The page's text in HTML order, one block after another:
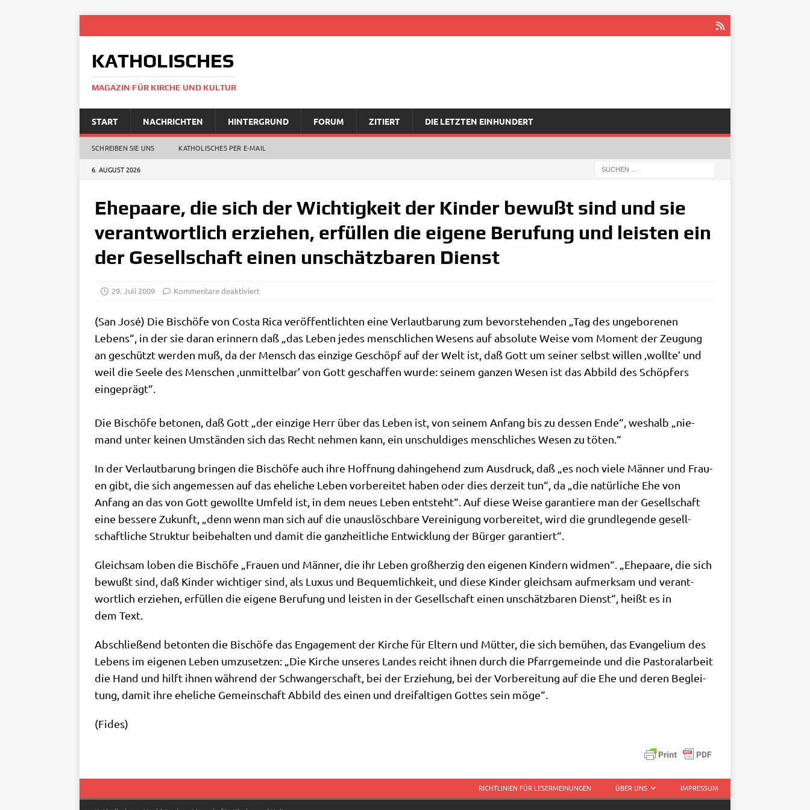
KATHOLISCHES
MAGAZIN FÜR KIRCHE UND KULTUR
START NACHRICHTEN HINTERGRUND FORUM ZITIERT DIE LETZTEN EINHUNDERT
SCHREIBEN SIE UNS KATHOLISCHES PER E‑MAIL
6. AUGUST 2026
Ehepaare, die sich der Wichtigkeit der Kinder bewußt sind und sie
verantwortlich erziehen, erfüllen die eigene Berufung und leisten ein
der Gesellschaft einen unschätzbaren Dienst
29. Juli 2009 Kommentare deaktiviert
(San José) Die Bischö­fe von Costa Rica ver­öf­fent­lich­ten eine Ver­laut­ba­rung zum bevor­ste­hen­den „Tag des unge­bo­re­nen
Lebens“, in der sie dar­an erin­nern daß „das Leben jedes mensch­li­chen Wesens auf abso­lu­te Wei­se vom Moment der Zeu­gung
an geschützt wer­den muß, da der Mensch das ein­zi­ge Geschöpf auf der Welt ist, daß Gott um sei­ner selbst wil­len ‚woll­te’ und
weil die See­le des Men­schen ‚unmit­tel­bar’ von Gott geschaf­fen wur­de: sei­nem gan­zen Wesen ist das Abbild des Schöp­fers
eingeprägt“.
Die Bischö­fe beto­nen, daß Gott „der ein­zi­ge Herr über das Leben ist, von sei­nem Anfang bis zu des­sen Ende“, wes­halb „nie­
mand unter kei­nen Umstän­den sich das Recht neh­men kann, ein unschul­di­ges mensch­li­ches Wesen zu töten.“
In der Ver­laut­ba­rung brin­gen die Bischö­fe auch ihre Hoff­nung dahin­ge­hend zum Aus­druck, daß „es noch vie­le Män­ner und Frau­
en gibt, die sich ange­mes­sen auf das ehe­li­che Leben vor­be­rei­tet haben oder dies der­zeit tun“, da „die natür­li­che Ehe von
Anfang an das von Gott gewoll­te Umfeld ist, in dem neu­es Leben ent­steht“. Auf die­se Wei­se garan­tie­re man der Gesell­schaft
eine bes­se­re Zukunft, „denn wenn man sich auf die unaus­lösch­ba­re Ver­ei­ni­gung vor­be­rei­tet, wird die grund­le­gen­de gesell­
schaft­li­che Struk­tur bei­be­hal­ten und damit die ganz­heit­li­che Ent­wick­lung der Bür­ger garantiert“.
Gleich­sam loben die Bischö­fe „Frau­en und Män­ner, die ihr Leben groß­her­zig den eige­nen Kin­dern wid­men“. „Ehe­paa­re, die sich
bewußt sind, daß Kin­der wich­ti­ger sind, als Luxus und Bequem­lich­keit, und die­se Kin­der gleich­sam auf­merk­sam und ver­ant­
wort­lich erzie­hen, erfül­len die eige­ne Beru­fung und lei­sten in der Gesell­schaft einen unschätz­ba­ren Dienst“, heißt es in
dem Text.
Abschlie­ßend beton­ten die Bischö­fe das Enga­ge­ment der Kir­che für Eltern und Müt­ter, die sich bemü­hen, das Evan­ge­li­um des
Lebens im eige­nen Leben umzu­set­zen: „Die Kir­che unse­res Lan­des reicht ihnen durch die Pfarr­ge­mein­de und die Pasto­ral­ar­beit
die Hand und hilft ihnen wäh­rend der Schwan­ger­schaft, bei der Erzie­hung, bei der Vor­be­rei­tung auf die Ehe und deren Beglei­
tung, damit ihre ehe­li­che Gemein­schaft Abbild des einen und drei­fal­ti­gen Got­tes sein möge“.
(Fides)
RICHTLINIEN FÜR LESERMEINUNGEN ÜBER UNS IMPRESSUM